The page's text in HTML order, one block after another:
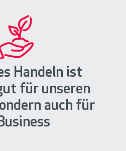
Handeln ist
für unseren
auch für